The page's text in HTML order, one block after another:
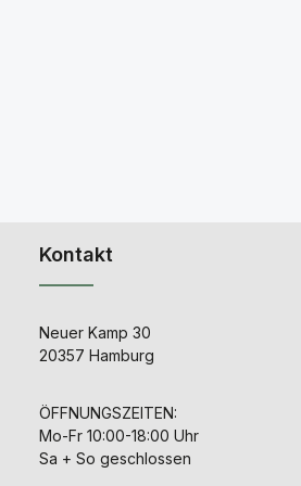
Kontakt
Neuer Kamp 30
20357 Hamburg
ÖFFNUNGSZEITEN:
Mo-Fr 10:00-18:00 Uhr
Sa + So geschlossen